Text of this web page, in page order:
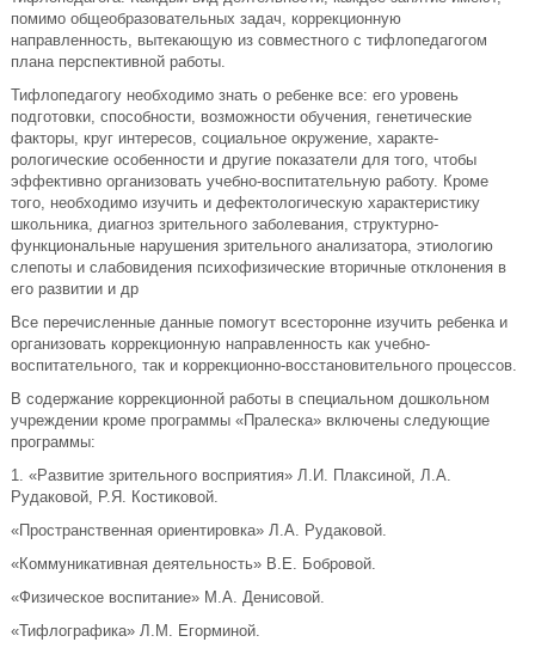
помимо общеобразовательных задач, коррекционную
направленность, вытекающую из совместного с тифлопедагогом
плана перспективной работы.
Тифлопедагогу необходимо знать о ребенке все: его уровень
подготовки, способности, возможности обучения, генетические
факторы, круг интере­сов, социальное окружение, характе­
рологические особенности и другие по­казатели для того, чтобы
эффективно организовать учебно-воспитательную работу. Кроме
того, необходимо изу­чить и дефектологическую характеристику
школьника, диагноз зрительного заболевания, структурно-
функциональные нарушения зрительного ана­лизатора, этиологию
слепоты и слабовидения психофизические вторичные отклонения в
его развитии и др
Все перечисленные данные помогут всесторонне изучить ребенка и
органи­зовать коррекционную направлен­ность как учебно-
воспитательного, так и коррекционно-восстановительного процессов.
В содержание коррекционной работы в специальном дошкольном
учреждении кроме программы «Пралеска» включены следующие
программы:
1. «Развитие зрительного восприятия» Л.И. Плаксиной, Л.А.
Рудаковой, Р.Я. Костиковой.
«Пространственная ориентировка» Л.А. Рудаковой.
«Коммуникативная деятельность» В.Е. Бобровой.
«Физическое воспитание» М.А. Денисовой.
«Тифлографика» Л.М. Егорминой.